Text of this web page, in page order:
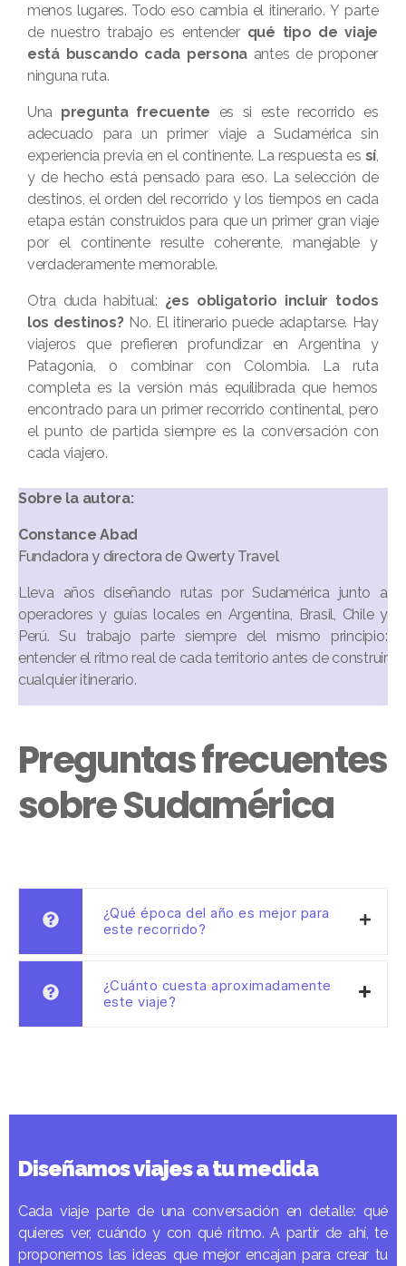
menos lugares. Todo eso cambia el itinerario. Y parte
de nuestro trabajo es entender qué tipo de viaje
está buscando cada personaantes de proponer
ninguna ruta.
Una pregunta frecuente es si este recorrido es
adecuado para un primer viaje a Sudamérica sin
experiencia previa en el continente. La respuesta es sí,
y de hecho está pensado para eso. La selección de
destinos, el orden del recorrido y los tiempos en cada
etapa están construidos para que un primer gran viaje
por el continente resulte coherente, manejable y
verdaderamente memorable.
Otra duda habitual: ¿es obligatorio incluir todos
los destinos?No. El itinerario puede adaptarse. Hay
viajeros que prefieren profundizar en Argentina y
Patagonia, o combinar con Colombia. La ruta
completa es la versión más equilibrada que hemos
encontrado para un primer recorrido continental, pero
el punto de partida siempre es la conversación con
cada viajero.
Sobre la autora:
Constance Abad
Fundadora y directora de Qwerty Travel
Lleva años diseñando rutas por Sudamérica junto a
operadores y guías locales en Argentina, Brasil, Chile y
Perú. Su trabajo parte siempre del mismo principio:
entender el ritmo real de cada territorio antes de construir
cualquier itinerario.
Preguntas frecuentes
sobre Sudamérica
¿Qué época del año es mejor para
este recorrido?
¿Cuánto cuesta aproximadamente
este viaje?
Diseñamos viajes a tu medida
Cada viaje parte de una conversación en detalle: qué
quieres ver, cuándo y con qué ritmo. A partir de ahí, te
proponemos las ideas que mejor encajan para crear tu